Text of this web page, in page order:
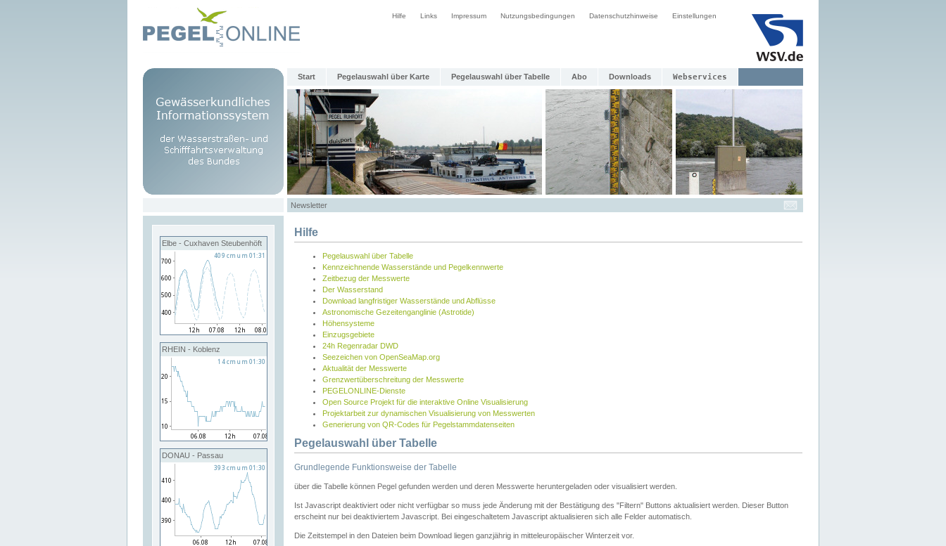
Hilfe Links Impressum Nutzungsbedingungen Datenschutzhinweise Einstellungen
Start Pegelauswahl über Karte Pegelauswahl über Tabelle Abo Downloads Webservices
Newsletter
Elbe - Cuxhaven Steubenhöft
RHEIN - Koblenz
DONAU - Passau
Hilfe
Pegelauswahl über Tabelle
Kennzeichnende Wasserstände und Pegelkennwerte
Zeitbezug der Messwerte
Der Wasserstand
Download langfristiger Wasserstände und Abflüsse
Astronomische Gezeitenganglinie (Astrotide)
Höhensysteme
Einzugsgebiete
24h Regenradar DWD
Seezeichen von OpenSeaMap.org
Aktualität der Messwerte
Grenzwertüberschreitung der Messwerte
PEGELONLINE-Dienste
Open Source Projekt für die interaktive Online Visualisierung
Projektarbeit zur dynamischen Visualisierung von Messwerten
Generierung von QR-Codes für Pegelstammdatenseiten
Pegelauswahl über Tabelle
Grundlegende Funktionsweise der Tabelle
über die Tabelle können Pegel gefunden werden und deren Messwerte heruntergeladen oder visualisiert werden.
Ist Javascript deaktiviert oder nicht verfügbar so muss jede Änderung mit der Bestätigung des "Filtern" Buttons aktualisiert werden. Dieser Button
erscheint nur bei deaktiviertem Javascript. Bei eingeschaltetem Javascript aktualisieren sich alle Felder automatisch.
Die Zeitstempel in den Dateien beim Download liegen ganzjährig in mitteleuropäischer Winterzeit vor.